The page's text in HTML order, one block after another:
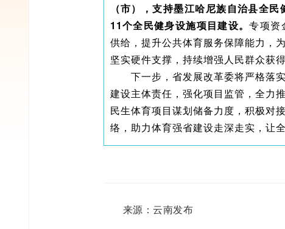
（市），支持墨江哈尼族自治县全
11个全民健身设施项目建设。专项资
供给，提升公共体育服务保障能力，
坚实硬件支撑，持续增强人民群众获
下一步，省发展改革委将严格落
建设主体责任，强化项目监管，全力
民生体育项目谋划储备力度，积极对
络，助力体育强省建设走深走实，让
来源：云南发布